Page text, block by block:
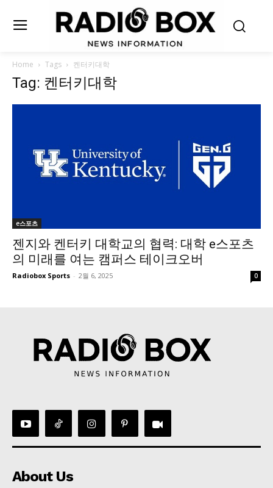
Home Tags 켄터키대학
Tag: 켄터키대학
e스포츠
젠지와 켄터키 대학교의 협력: 대학 e스포츠
의 미래를 여는 캠퍼스 테이크오버
Radiobox Sports - 2월 6, 2025 0
About Us